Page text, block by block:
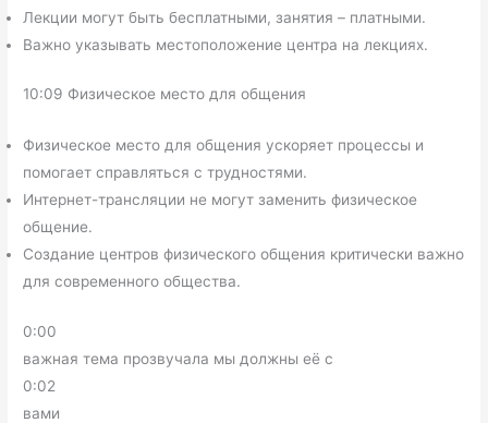
Лекции могут быть бесплатными, занятия – платными.
Важно указывать местоположение центра на лекциях.
10:09 Физическое место для общения
Физическое место для общения ускоряет процессы и
помогает справляться с трудностями.
Интернет-трансляции не могут заменить физическое
общение.
Создание центров физического общения критически важно
для современного общества.
0:00
важная тема прозвучала мы должны её с
0:02
вами